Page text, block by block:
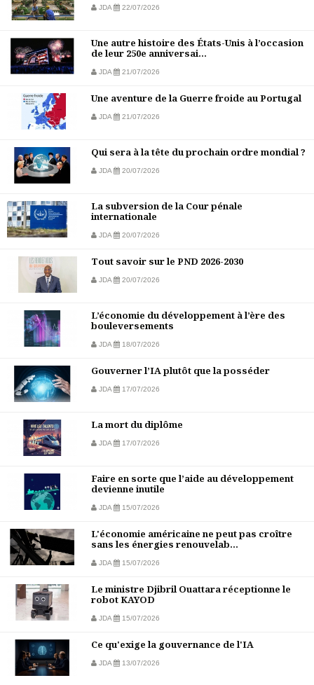
JDA 22/07/2026
Une autre histoire des États-Unis à l’occasion
de leur 250e anniversai...
JDA 21/07/2026
Une aventure de la Guerre froide au Portugal
JDA 21/07/2026
Qui sera à la tête du prochain ordre mondial ?
JDA 20/07/2026
La subversion de la Cour pénale
internationale
JDA 20/07/2026
Tout savoir sur le PND 2026-2030
JDA 20/07/2026
L’économie du développement à l’ère des
bouleversements
JDA 18/07/2026
Gouverner l’IA plutôt que la posséder
JDA 17/07/2026
La mort du diplôme
JDA 17/07/2026
Faire en sorte que l’aide au développement
devienne inutile
JDA 15/07/2026
L'économie américaine ne peut pas croître
sans les énergies renouvelab...
JDA 15/07/2026
Le ministre Djibril Ouattara réceptionne le
robot KAYOD
JDA 15/07/2026
Ce qu'exige la gouvernance de l'IA
JDA 13/07/2026